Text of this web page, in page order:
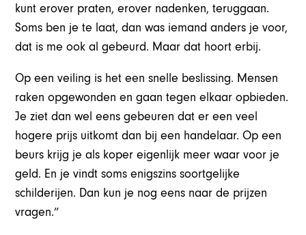
kunt erover praten, erover nadenken, teruggaan.
Soms ben je te laat, dan was iemand anders je voor,
dat is me ook al gebeurd. Maar dat hoort erbij.
Op een veiling is het een snelle beslissing. Mensen
raken opgewonden en gaan tegen elkaar opbieden.
Je ziet dan wel eens gebeuren dat er een veel
hogere prijs uitkomt dan bij een handelaar. Op een
beurs krijg je als koper eigenlijk meer waar voor je
geld. En je vindt soms enigszins soortgelijke
schilderijen. Dan kun je nog eens naar de prijzen
vragen.”